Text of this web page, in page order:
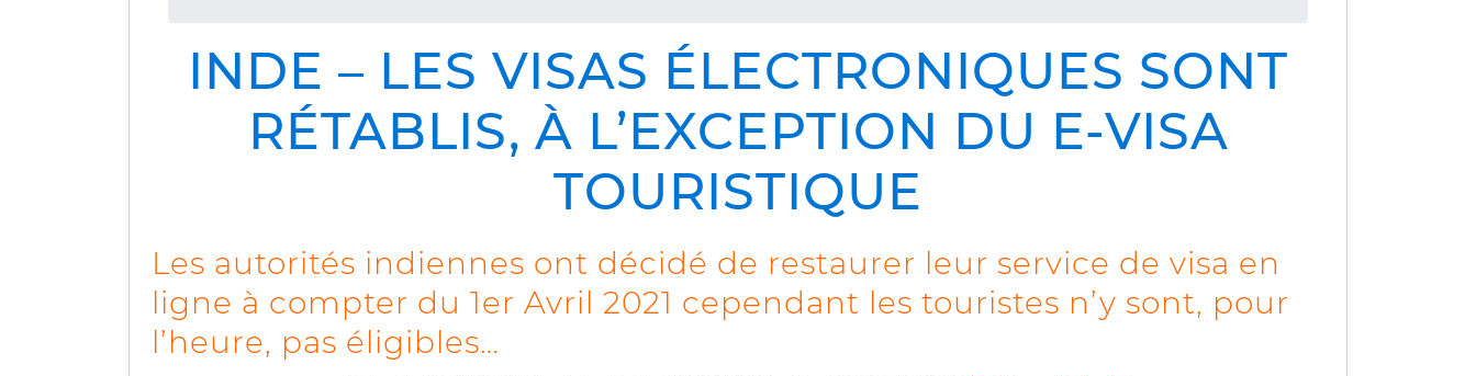
INDE – LES VISAS ÉLECTRONIQUES SONT
RÉTABLIS, À L’EXCEPTION DU E-VISA
TOURISTIQUE
Les autorités indiennes ont décidé de restaurer leur service de visa en
ligne à compter du 1er Avril 2021 cependant les touristes n’y sont, pour
l’heure, pas éligibles…